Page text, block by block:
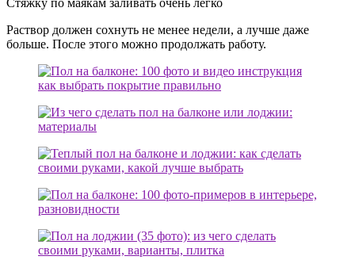
Стяжку по маякам заливать очень легко
Раствор должен сохнуть не менее недели, а лучше даже
больше. После этого можно продолжать работу.